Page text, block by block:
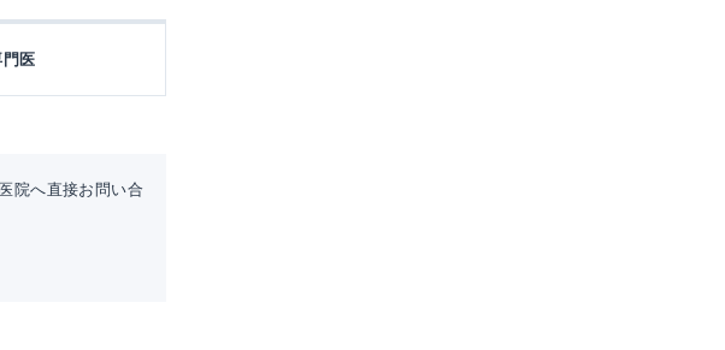
門医
院へ直接お問い合